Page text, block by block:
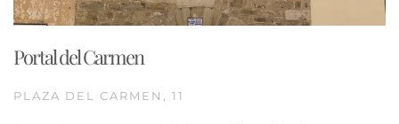
Portal del Carmen
PLAZA DEL CARMEN, 11